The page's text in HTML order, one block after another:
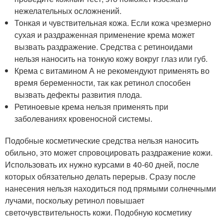
нежелательных осложнений.
Тонкая и чувствительная кожа. Если кожа чрезмерно
сухая и раздраженная применение крема может
вызвать раздражение. Средства с ретиноидами
нельзя наносить на тонкую кожу вокруг глаз или губ.
Крема с витамином А не рекомендуют применять во
время беременности, так как ретинол способен
вызвать дефекты развития плода.
Ретиноевые крема нельзя применять при
заболеваниях кровеносной системы.
Подобные косметические средства нельзя наносить
обильно, это может спровоцировать раздражение кожи.
Использовать их нужно курсами в 40-60 дней, после
которых обязательно делать перерыв. Сразу после
нанесения нельзя находиться под прямыми солнечными
лучами, поскольку ретинол повышает
светочувствительность кожи. Подобную косметику